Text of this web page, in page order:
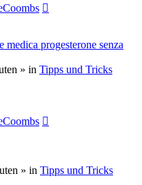
medica progesterone senza
» in Tipps und Tricks
» in Tipps und Tricks